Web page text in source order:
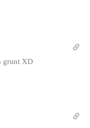
grunt XD